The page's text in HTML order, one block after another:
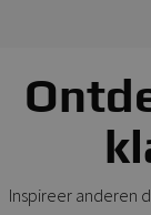
Inspireer anderen